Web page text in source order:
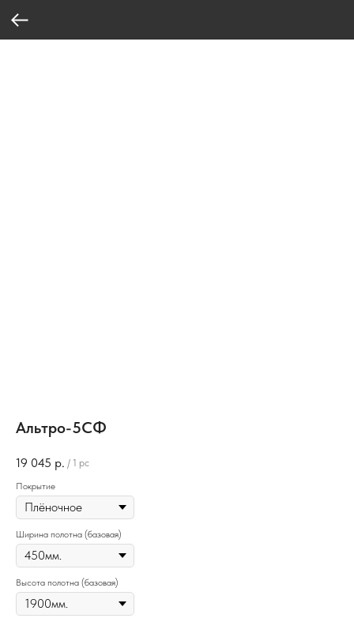
Альтро-5СФ
19 045 р. / 1 pc
Покрытие
Ширина полотна (базовая)
Высота полотна (базовая)